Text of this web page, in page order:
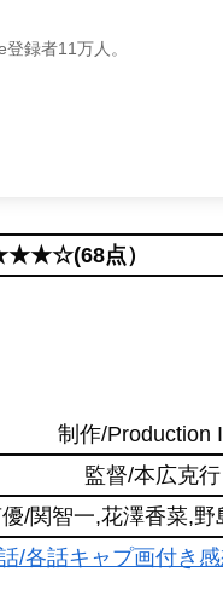
録者11万人。
点）
制作/Production
監督/本広克行
/関智一,花澤香菜,野
/各話キャプ画付き